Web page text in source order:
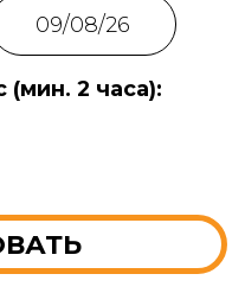
2 часа):